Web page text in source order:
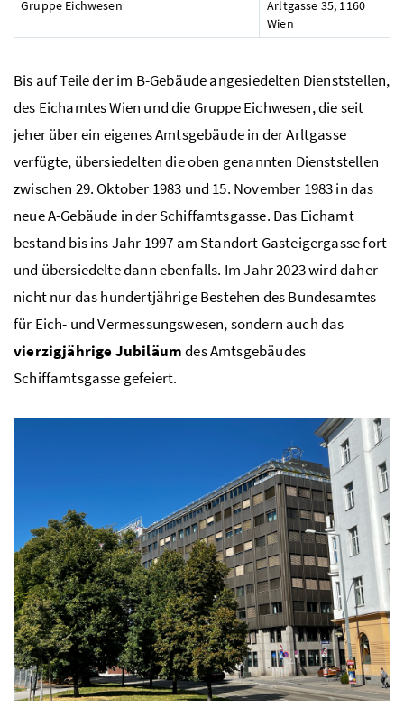
Gruppe Eichwesen
Arltgasse 35, 1160
Wien
Bis auf Teile der im B-Gebäude angesiedelten Dienststellen,
des Eichamtes Wien und die Gruppe Eichwesen, die seit
jeher über ein eigenes Amtsgebäude in der Arltgasse
verfügte, übersiedelten die oben genannten Dienststellen
zwischen 29. Oktober 1983 und 15. November 1983 in das
neue A-Gebäude in der Schiffamtsgasse. Das Eichamt
bestand bis ins Jahr 1997 am Standort Gasteigergasse fort
und übersiedelte dann ebenfalls. Im Jahr 2023 wird daher
nicht nur das hundertjährige Bestehen des Bundesamtes
für Eich- und Vermessungswesen, sondern auch das
vierzigjährige Jubiläumdes Amtsgebäudes
Schiffamtsgasse gefeiert.